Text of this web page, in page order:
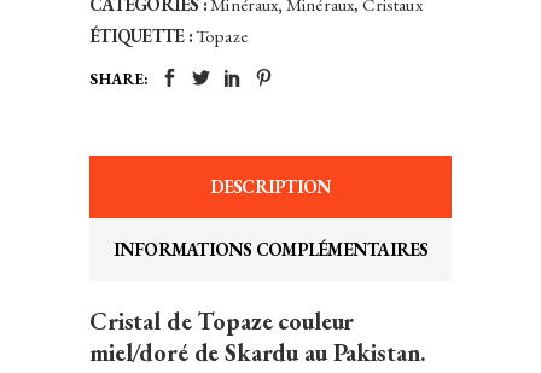
ÉTIQUETTE : Topaze
SHARE:
DESCRIPTION
INFORMATIONS COMPLÉMENTAIRES
Cristal de Topaze couleur
miel/doré de Skardu au Pakistan.